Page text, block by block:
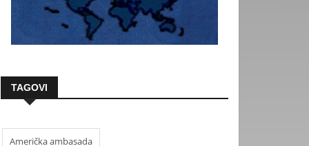
TAGOVI
Američka ambasada